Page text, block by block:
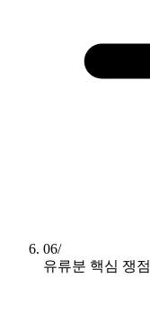
06/
유류분 핵심 쟁점